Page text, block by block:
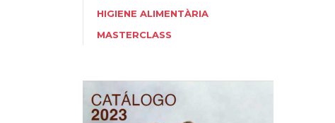
HIGIENE ALIMENTÀRIA
MASTERCLASS